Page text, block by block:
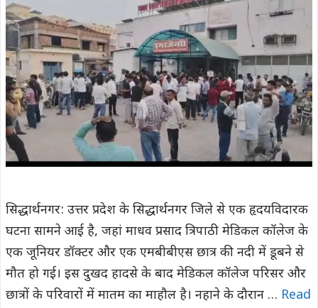
सिद्धार्थनगर: उत्तर प्रदेश के सिद्धार्थनगर जिले से एक हृदयविदारक
घटना सामने आई है, जहां माधव प्रसाद त्रिपाठी मेडिकल कॉलेज के
एक जूनियर डॉक्टर और एक एमबीबीएस छात्र की नदी में डूबने से
मौत हो गई। इस दुखद हादसे के बाद मेडिकल कॉलेज परिसर और
छात्रों के परिवारों में मातम का माहौल है। नहाने के दौरान … Read